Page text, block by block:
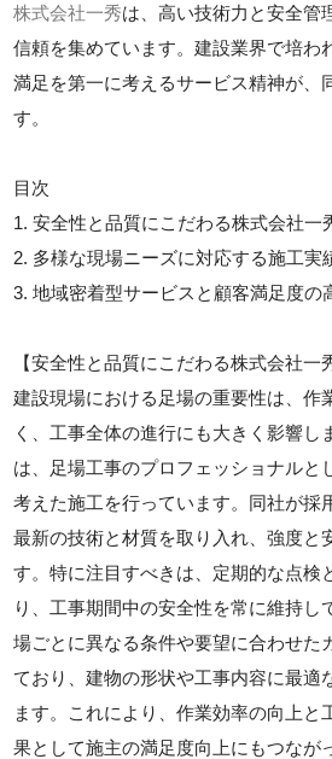
株式会社一秀は、高い技術力と安全管
信頼を集めています。建設業界で培わ
満足を第一に考えるサービス精神が、
す。
目次
1. 安全性と品質にこだわる株式会社一
2. 多様な現場ニーズに対応する施工実
3. 地域密着型サービスと顧客満足度の
【安全性と品質にこだわる株式会社一
建設現場における足場の重要性は、作
く、工事全体の進行にも大きく影響し
は、足場工事のプロフェッショナルと
考えた施工を行っています。同社が採
最新の技術と材質を取り入れ、強度と
す。特に注目すべきは、定期的な点検
り、工事期間中の安全性を常に維持し
場ごとに異なる条件や要望に合わせた
ており、建物の形状や工事内容に最適
ます。これにより、作業効率の向上と
果として施主の満足度向上にもつなが